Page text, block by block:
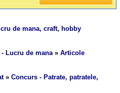
de mana, craft, hobby
Lucru de mana»Articole
»Concurs - Patrate, patratele,